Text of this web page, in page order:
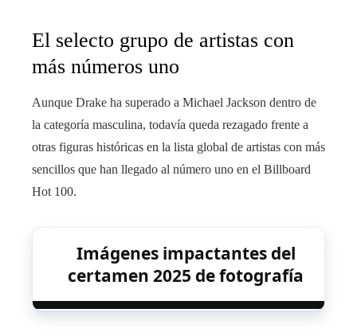
El selecto grupo de artistas con
más números uno
Aunque Drake ha superado a Michael Jackson dentro de
la categoría masculina, todavía queda rezagado frente a
otras figuras históricas en la lista global de artistas con más
sencillos que han llegado al número uno en el Billboard
Hot 100.
Imágenes impactantes del
certamen 2025 de fotografía